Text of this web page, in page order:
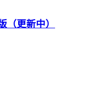
（更新中）